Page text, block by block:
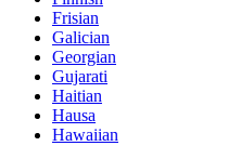
Frisian
Galician
Georgian
Gujarati
Haitian
Hausa
Hawaiian